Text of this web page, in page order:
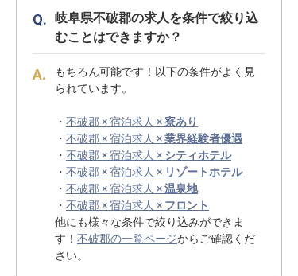
岐阜県不破郡の求人を条件で絞り込
むことはできますか？
もちろん可能です！以下の条件がよく見
られています。
・ 不破郡 × 宿泊求人 ×寮あり
・ 不破郡 × 宿泊求人 ×業界経験者優遇
・ 不破郡 × 宿泊求人 × シティホテル
・ 不破郡 × 宿泊求人 × リゾートホテル
・ 不破郡 × 宿泊求人 ×温泉地
・ 不破郡 × 宿泊求人 × フロント
他にも様々な条件で絞り込みができま
す！ 不破郡の一覧ページからご確認くだ
さい。